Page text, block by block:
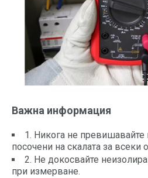
Важна информация
1. Никога не превишавайте
посочени на скалата за всеки
2. Не докосвайте
при измерване.